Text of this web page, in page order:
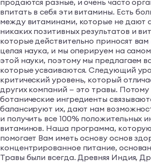
продаются разные, и очень часто
впитать в себя эти витамины. Есть
между витаминами, которые не дают
никаких позитивных результатов и
которые действительно приносят вам
целая наука, и мы оперируем на
этой науки, поэтому мы предлагаем
которые усваиваются. Cледующий
критический уровень, который
других компаний — это травы. Потому
ботанические ингредиенты
балансируют их, дают нам
и получить все 100% положительных
витаминов. Наша программа,
помогает Вам иметь основу основ
концентрированное питание,
Травы были всегда. Древняя Индия,